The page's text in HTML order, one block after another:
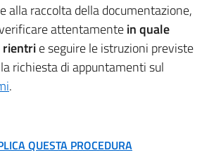
alla raccolta della documentazione,
attentamentein quale
rientrie seguire le istruzioni previste
richiesta di appuntamenti sul
.
QUESTA PROCEDURA